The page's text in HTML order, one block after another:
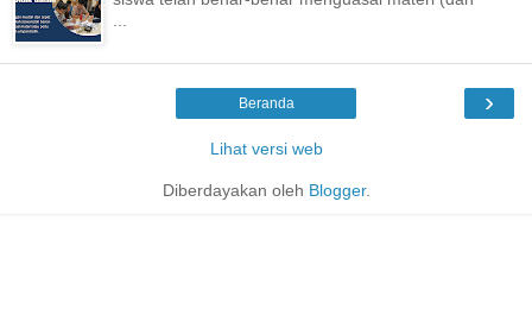
›
Beranda
Lihat versi web
Diberdayakan oleh Blogger.